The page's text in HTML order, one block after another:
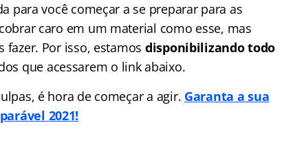
para você começar a se preparar para as
caro em um material como esse, mas
Por isso, estamos disponibilizando todo
que acessarem o link abaixo.
é hora de começar a agir. Garanta a sua
2021!